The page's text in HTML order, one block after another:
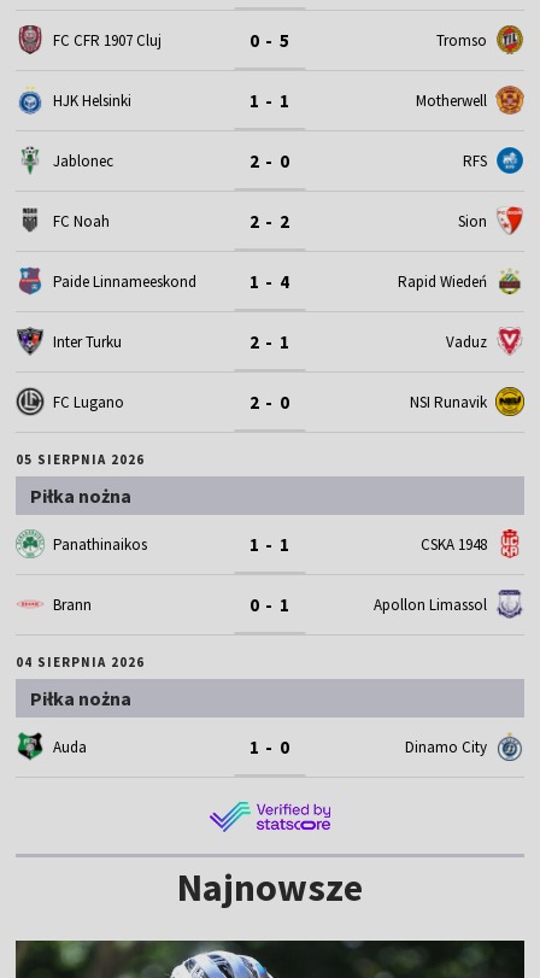
FC CFR 1907 Cluj 0 - 5 Tromso
HJK Helsinki 1 - 1 Motherwell
Jablonec 2 - 0 RFS
FC Noah 2 - 2 Sion
Paide Linnameeskond 1 - 4 Rapid Wiedeń
Inter Turku 2 - 1 Vaduz
FC Lugano 2 - 0 NSI Runavik
05 SIERPNIA 2026
Piłka nożna
Panathinaikos 1 - 1 CSKA 1948
Brann 0 - 1 Apollon Limassol
04 SIERPNIA 2026
Piłka nożna
Auda 1 - 0 Dinamo City
Najnowsze